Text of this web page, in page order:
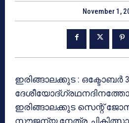
November 1,
ഇരിങ്ങാലക്കുട : ഒക്ടോബര്‍
ഇരിങ്ങാലക്കുട സെന്റ്
സൗജന്യ നേത്ര